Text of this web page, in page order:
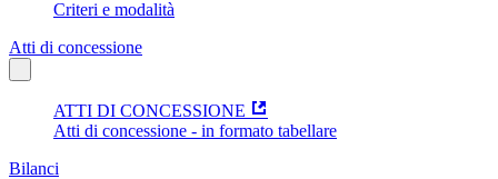
Criteri e modalità
Atti di concessione
ATTI DI CONCESSIONE
Atti di concessione - in formato tabellare
Bilanci